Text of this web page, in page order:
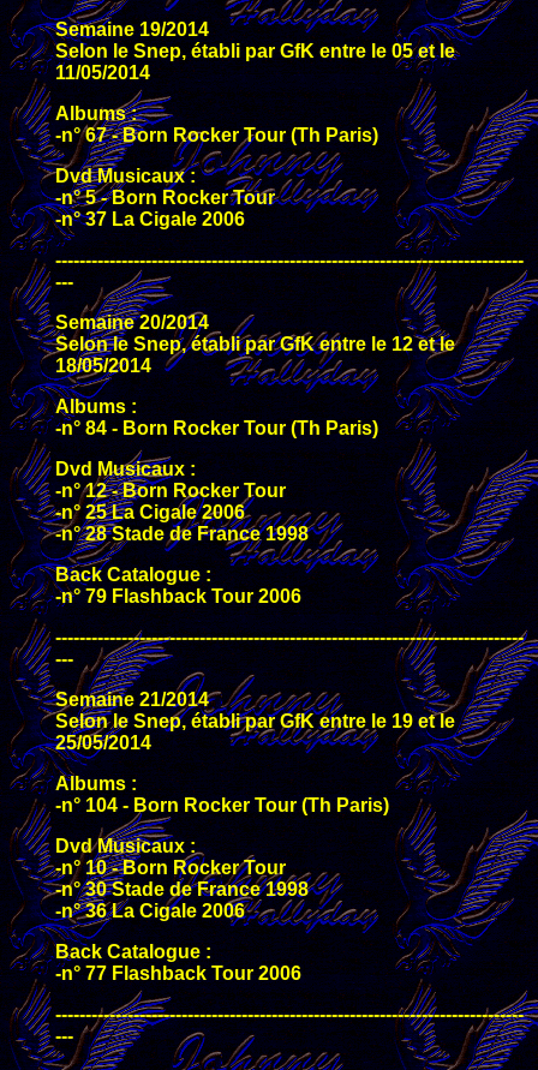
Semaine 19/2014
Selon le Snep, établi par GfK entre le 05 et le
11/05/2014
Albums :
-n° 67 - Born Rocker Tour (Th Paris)
Dvd Musicaux :
-n° 5 - Born Rocker Tour
-n° 37 La Cigale 2006
------------------------------------------------------------------------------
---
Semaine 20/2014
Selon le Snep, établi par GfK entre le 12 et le
18/05/2014
Albums :
-n° 84 - Born Rocker Tour (Th Paris)
Dvd Musicaux :
-n° 12 - Born Rocker Tour
-n° 25 La Cigale 2006
-n° 28 Stade de France 1998
Back Catalogue :
-n° 79 Flashback Tour 2006
------------------------------------------------------------------------------
---
Semaine 21/2014
Selon le Snep, établi par GfK entre le 19 et le
25/05/2014
Albums :
-n° 104 - Born Rocker Tour (Th Paris)
Dvd Musicaux :
-n° 10 - Born Rocker Tour
-n° 30 Stade de France 1998
-n° 36 La Cigale 2006
Back Catalogue :
-n° 77 Flashback Tour 2006
------------------------------------------------------------------------------
---